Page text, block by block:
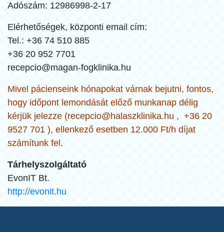
Adószám: 12986998-2-17
Elérhetőségek, központi email cím:
Tel.: +36 74 510 885
+36 20 952 7701
recepcio@magan-fogklinika.hu
Mivel pácienseink hónapokat várnak bejutni, fontos,
hogy időpont lemondását előző munkanap délig
kérjük jelezze (recepcio@halaszklinika.hu , +36 20
9527 701 ), ellenkező esetben 12.000 Ft/h díjat
számítunk fel.
Tárhelyszolgáltató
EvonIT Bt.
http://evonit.hu